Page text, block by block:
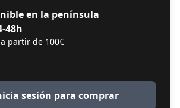
en la península
48h
partir de 100€
sesión para comprar